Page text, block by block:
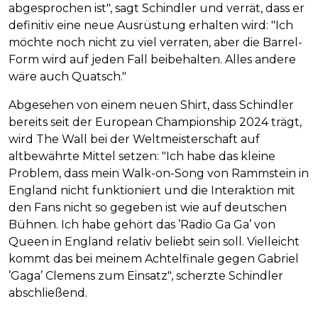
abgesprochen ist", sagt Schindler und verrät, dass er
definitiv eine neue Ausrüstung erhalten wird: "Ich
möchte noch nicht zu viel verraten, aber die Barrel-
Form wird auf jeden Fall beibehalten. Alles andere
wäre auch Quatsch."
Abgesehen von einem neuen Shirt, dass Schindler
bereits seit der European Championship 2024 trägt,
wird The Wall bei der Weltmeisterschaft auf
altbewährte Mittel setzen: "Ich habe das kleine
Problem, dass mein Walk-on-Song von Rammstein in
England nicht funktioniert und die Interaktion mit
den Fans nicht so gegeben ist wie auf deutschen
Bühnen. Ich habe gehört das ’Radio Ga Ga’ von
Queen in England relativ beliebt sein soll. Vielleicht
kommt das bei meinem Achtelfinale gegen Gabriel
’Gaga’ Clemens zum Einsatz", scherzte Schindler
abschließend.